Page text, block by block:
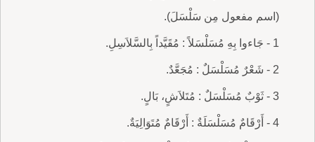
(اسم مفعول مِن سَلْسَلَ).
1 - جَاءوا بِهِ مُسَلْسَلاً : مُقَيَّداً بِالسَّلاَسِلِ.
2 - شَعْرٌ مُسَلْسَلٌ : مُجَعَّدٌ.
3 - ثَوْبٌ مُسَلْسَلٌ : مُتَلاَشٍ، بَالٍ.
4 - أَرْقَامٌ مُسَلْسَلَةٌ : أَرْقَامٌ مُتَوَالِيَةٌ.